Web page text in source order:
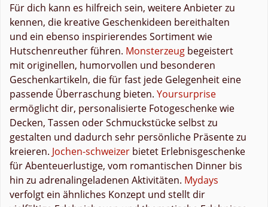
Für dich kann es hilfreich sein, weitere Anbieter zu
kennen, die kreative Geschenkideen bereithalten
und ein ebenso inspirierendes Sortiment wie
Hutschenreuther führen. Monsterzeug begeistert
mit originellen, humorvollen und besonderen
Geschenkartikeln, die für fast jede Gelegenheit eine
passende Überraschung bieten. Yoursurprise
ermöglicht dir, personalisierte Fotogeschenke wie
Decken, Tassen oder Schmuckstücke selbst zu
gestalten und dadurch sehr persönliche Präsente zu
kreieren. Jochen-schweizer bietet Erlebnisgeschenke
für Abenteuerlustige, vom romantischen Dinner bis
hin zu adrenalingeladenen Aktivitäten. Mydays
verfolgt ein ähnliches Konzept und stellt dir